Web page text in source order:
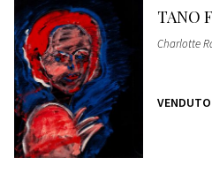
TANO
Charlotte
VENDUTO